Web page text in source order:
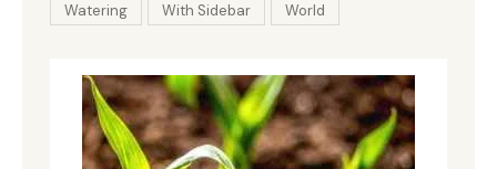
Watering
With Sidebar World